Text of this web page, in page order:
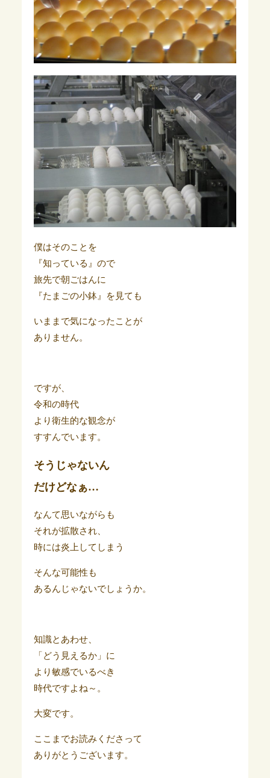
僕はそのことを
『知っている』ので
旅先で朝ごはんに
『たまごの小鉢』を見ても
いままで気になったことが
ありません。
ですが、
令和の時代
より衛生的な観念が
すすんでいます。
そうじゃないん
だけどなぁ…
なんて思いながらも
それが拡散され、
時には炎上してしまう
そんな可能性も
あるんじゃないでしょうか。
知識とあわせ、
「どう見えるか」に
より敏感でいるべき
時代ですよね～。
大変です。
ここまでお読みくださって
ありがとうございます。